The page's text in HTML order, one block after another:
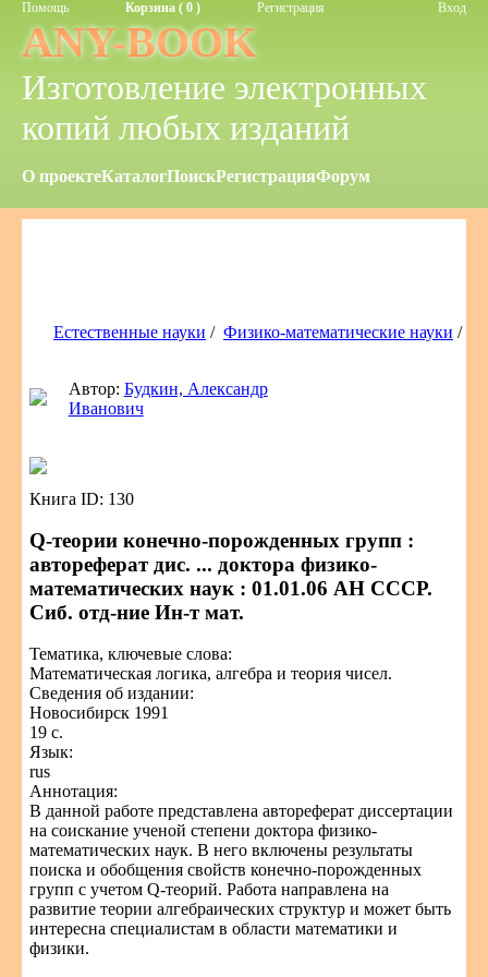
Помощь Корзина ( 0 ) Регистрация Вход
ANY-BOOK
Изготовление электронных
копий любых изданий
О проектеКаталогПоискРегистрацияФорум
Естественные науки / Физико-математические науки /
Автор: Будкин, Александр
Иванович
Книга ID: 130
Q-теории конечно-порожденных групп :
автореферат дис. ... доктора физико-
математических наук : 01.01.06 АН СССР.
Сиб. отд-ние Ин-т мат.
Тематика, ключевые слова:
Математическая логика, алгебра и теория чисел.
Сведения об издании:
Новосибирск 1991
19 с.
Язык:
rus
Аннотация:
В данной работе представлена автореферат диссертации
на соискание ученой степени доктора физико-
математических наук. В него включены результаты
поиска и обобщения свойств конечно-порожденных
групп с учетом Q-теорий. Работа направлена на
развитие теории алгебраических структур и может быть
интересна специалистам в области математики и
физики.